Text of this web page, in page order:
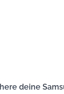
deine